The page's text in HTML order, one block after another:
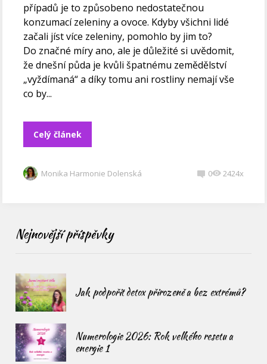
případů je to způsobeno nedostatečnou
konzumací zeleniny a ovoce. Kdyby všichni lidé
začali jíst více zeleniny, pomohlo by jim to?
Do značné míry ano, ale je důležité si uvědomit,
že dnešní půda je kvůli špatnému zemědělství
„vyždímaná“ a díky tomu ani rostliny nemají vše
co by...
Celý článek
Monika Harmonie Dolenská 0 2424x
Nejnovější příspěvky
Jak podpořit detox přirozeně a bez extrémů?
Numerologie 2026: Rok velkého resetu a
energie 1